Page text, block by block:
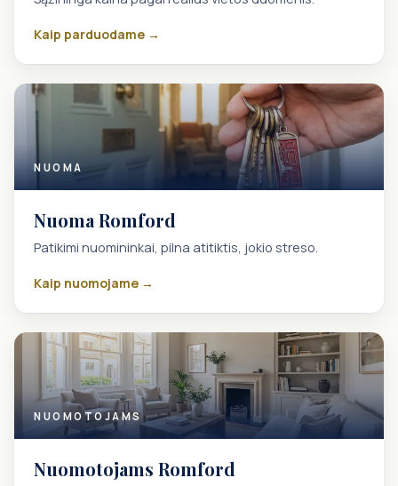
Kaip parduodame →
NUOMA
Nuoma Romford
Patikimi nuomininkai, pilna atitiktis, jokio streso.
Kaip nuomojame →
NUOMOTOJAMS
Nuomotojams Romford